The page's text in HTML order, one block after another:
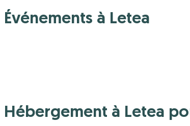
Événements à Letea
Hébergement à Letea